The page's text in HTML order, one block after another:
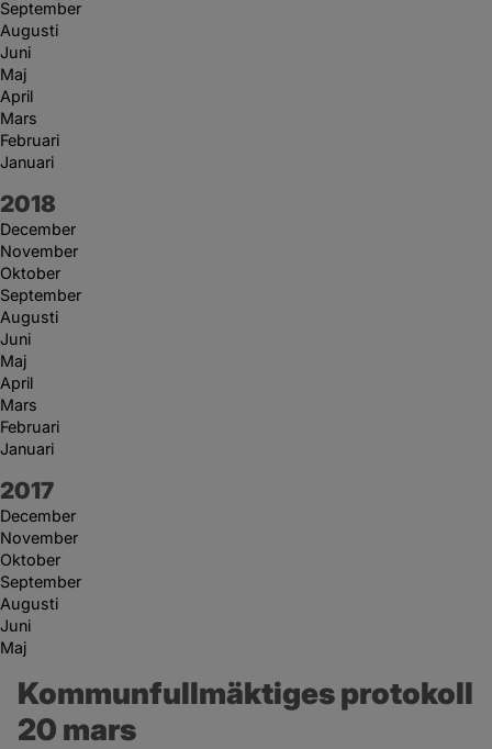
September
Augusti
Juni
Maj
April
Mars
Februari
Januari
År:
2018
December
November
Oktober
September
Augusti
Juni
Maj
April
Mars
Februari
Januari
År:
2017
December
November
Oktober
September
Augusti
Juni
Maj
Kommunfullmäktiges protokoll
20 mars